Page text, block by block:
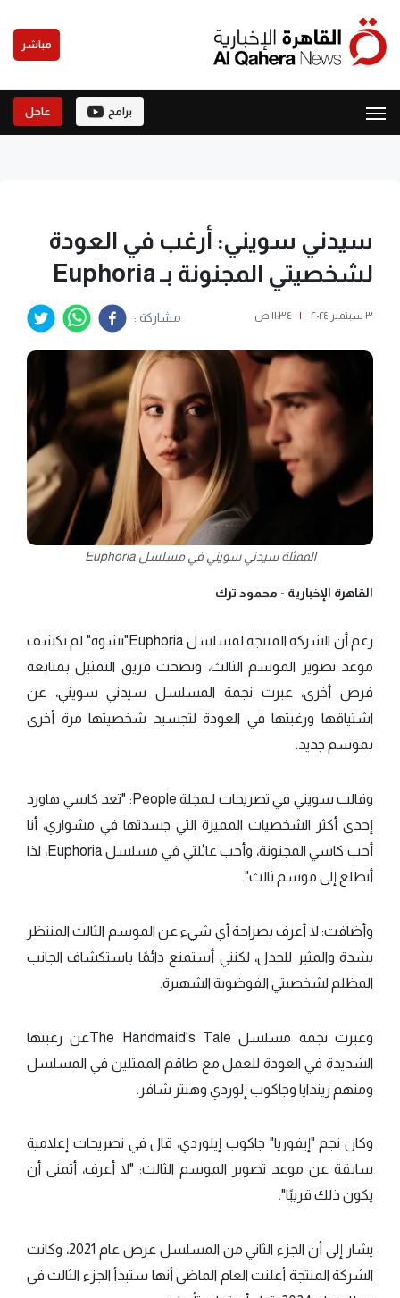
مباشر
برامج عاجل
سيدني سويني: أرغب في العودة
لشخصيتي المجنونة بـ Euphoria
٣ سبتمبر ٢٠٢٤ | ١١:٣٤ ص مشاركة :
الممثلة سيدني سويني في مسلسل Euphoria
القاهرة الإخبارية - محمود ترك
رغم أن الشركة المنتجة لمسلسل Euphoria"نشوة" لم تكشف
موعد تصوير الموسم الثالث، ونصحت فريق التمثيل بمتابعة
فرص أخرى، عبرت نجمة المسلسل سيدني سويني، عن
اشتياقها ورغبتها في العودة لتجسيد شخصيتها مرة أخرى
بموسم جديد.
وقالت سويني في تصريحات لـمجلة People: "تعد كاسي هاورد
إحدى أكثر الشخصيات المميزة التي جسدتها في مشواري، أنا
أحب كاسي المجنونة، وأحب عائلتي في مسلسل Euphoria، لذا
أتطلع إلى موسم ثالث".
وأضافت: لا أعرف بصراحة أي شيء عن الموسم الثالث المنتظر
بشدة والمثير للجدل، لكنني أستمتع دائمًا باستكشاف الجانب
المظلم لشخصيتي الفوضوية الشهيرة.
وعبرت نجمة مسلسل The Handmaid's Taleعن رغبتها
الشديدة في العودة للعمل مع طاقم الممثلين في المسلسل
ومنهم زيندايا وجاكوب إلوردي وهنتر شافر.
وكان نجم "إيفوريا" جاكوب إيلوردي، قال في تصريحات إعلامية
سابقة عن موعد تصوير الموسم الثالث: "لا أعرف، أتمنى أن
يكون ذلك قريبًا".
يشار إلى أن الجزء الثاني من المسلسل عرض عام 2021، وكانت
الشركة المنتجة أعلنت العام الماضي أنها ستبدأ الجزء الثالث في